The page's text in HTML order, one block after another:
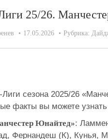
25/26.
17.05.2026 Рубрика:
сезона 2025/26
факты вы можете
Юнайтед»:
Фернандеш (К), Кунья,